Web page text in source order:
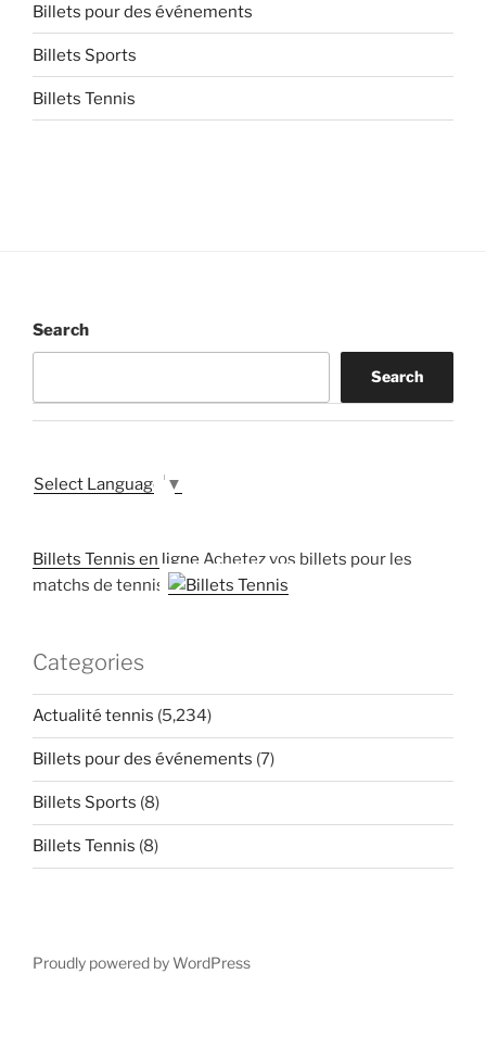
Billets pour des événements
Billets Sports
Billets Tennis
Search
Search
Select Language ▼
Billets Tennis en ligne Achetez vos billets pour les
matchs de tennis
Categories
Actualité tennis (5,234)
Billets pour des événements (7)
Billets Sports (8)
Billets Tennis (8)
Proudly powered by WordPress